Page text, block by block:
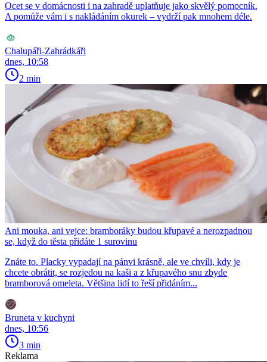
Ocet se v domácnosti i na zahradě uplatňuje jako skvělý pomocník.
A pomůže vám i s nakládáním okurek – vydrží pak mnohem déle.
Chalupáři-Zahrádkáři
dnes, 10:58
2 min
Ani mouka, ani vejce: bramboráky budou křupavé a nerozpadnou
se, když do těsta přidáte 1 surovinu
Znáte to. Placky vypadají na pánvi krásně, ale ve chvíli, kdy je
chcete obrátit, se rozjedou na kaši a z křupavého snu zbyde
bramborová omeleta. Většina lidí to řeší přidáním...
Bruneta v kuchyni
dnes, 10:56
3 min
Reklama